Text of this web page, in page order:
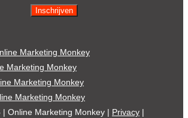
| Online Marketing Monkey | Privacy |